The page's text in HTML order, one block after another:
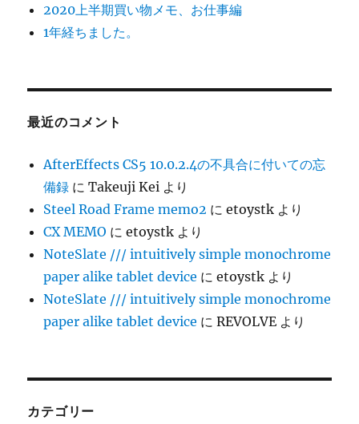
2020上半期買い物メモ、お仕事編
1年経ちました。
最近のコメント
AfterEffects CS5 10.0.2.4の不具合に付いての忘
備録 にTakeuji Kei より
Steel Road Frame memo2 にetoystk より
CX MEMO にetoystk より
NoteSlate /// intuitively simple monochrome
paper alike tablet device にetoystk より
NoteSlate /// intuitively simple monochrome
paper alike tablet device にREVOLVE より
カテゴリー